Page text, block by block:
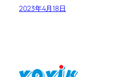
2023年4月18日